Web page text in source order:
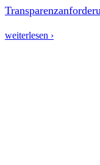
weiterlesen ›